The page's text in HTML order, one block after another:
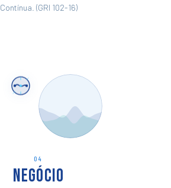
Contínua. (GRI 102-16)
04
Negócio